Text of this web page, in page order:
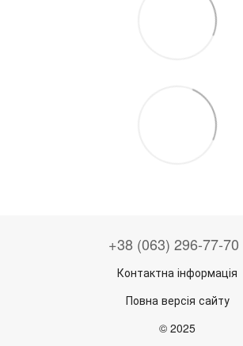
+38 (063) 296-77-70
Контактна інформація
Повна версія сайту
© 2025